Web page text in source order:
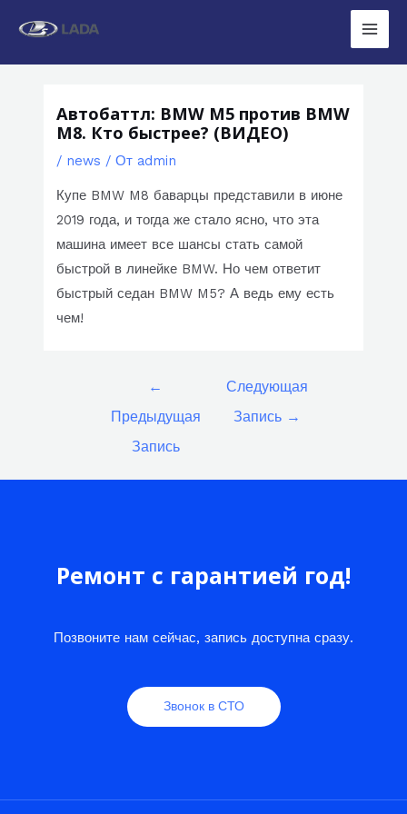
Main
Автобаттл: BMW M5 против BMW
M8. Кто быстрее? (ВИДЕО)
/ news / От admin
Купе BMW M8 баварцы представили в июне
2019 года, и тогда же стало ясно, что эта
машина имеет все шансы стать самой
быстрой в линейке BMW. Но чем ответит
быстрый седан BMW M5? А ведь ему есть
чем!
←
Предыдущая
Запись
Следующая
Запись →
Ремонт с гарантией год!
Позвоните нам сейчас, запись доступна сразу.
Звонок в СТО